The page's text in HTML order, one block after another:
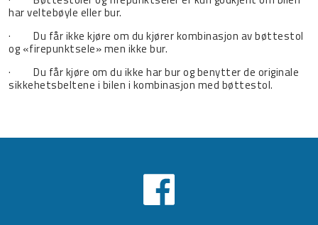
har veltebøyle eller bur.
· Du får ikke kjøre om du kjører kombinasjon av bøttestol
og «firepunktsele» men ikke bur.
· Du får kjøre om du ikke har bur og benytter de originale
sikkehetsbeltene i bilen i kombinasjon med bøttestol.